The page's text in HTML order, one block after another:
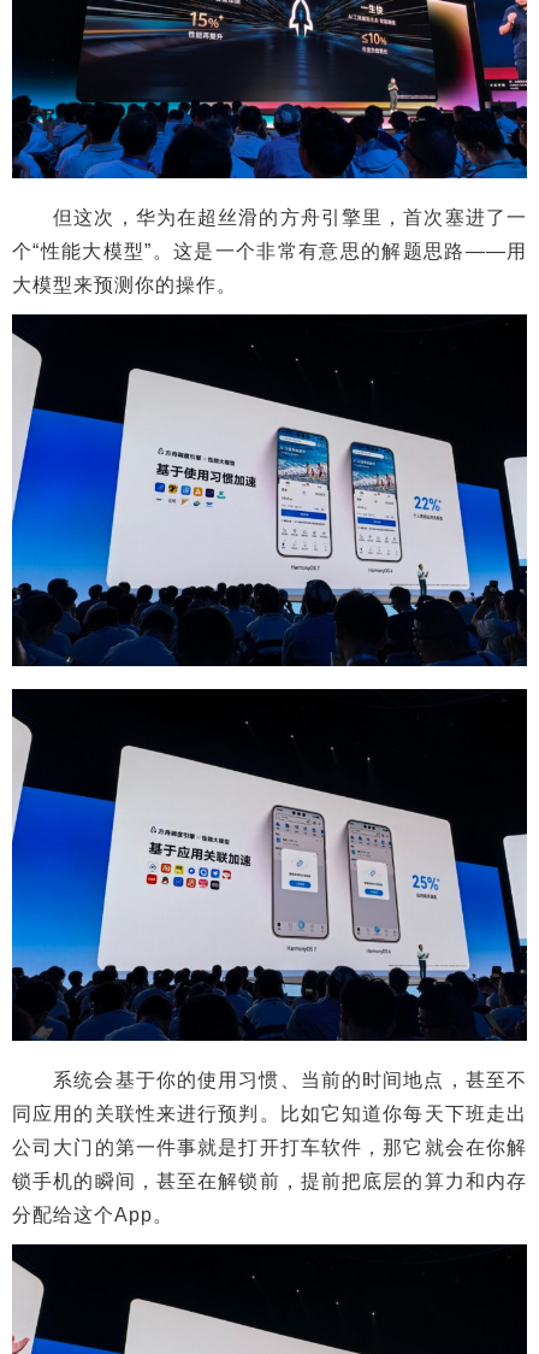
但这次，华为在超丝滑的方舟引擎里，首次塞进了一
个“性能大模型”。这是一个非常有意思的解题思路——用
大模型来预测你的操作。
系统会基于你的使用习惯、当前的时间地点，甚至不
同应用的关联性来进行预判。比如它知道你每天下班走出
公司大门的第一件事就是打开打车软件，那它就会在你解
锁手机的瞬间，甚至在解锁前，提前把底层的算力和内存
分配给这个App。